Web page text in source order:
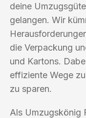
deine
gelangen. Wir
die Verpackung
und Kartons.
effiziente Wege
zu sparen.
Als Umzugskönig